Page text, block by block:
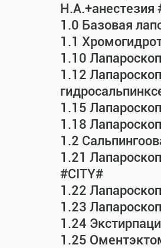
Н.А.+анестезия
1.0 Базовая
1.1
1.10
1.12
1.15
1.18
1.2
1.21
#CITY#
1.22
1.23
1.24
1.25